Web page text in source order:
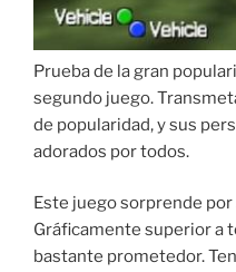
Prueba de la gran
segundo juego.
de popularidad, y sus
adorados por todos.
Este juego sorprende por
Gráficamente superior a
bastante prometedor.